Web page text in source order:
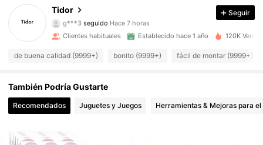
Tidor
4.92
g***3 seguido Hace 7 horas
4.92
10K Seguidores
4.92 10K Seguidores
4.92 10K Seguidores
4.92
4.92
Seguir
Clientes habituales Establecido hace 1 año 120K
de buena calidad (9999+) bonito (9999+) fácil de montar (9999+)
También Podría Gustarte
Recomendados Juguetes y Juegos Herramientas & Mejoras para el